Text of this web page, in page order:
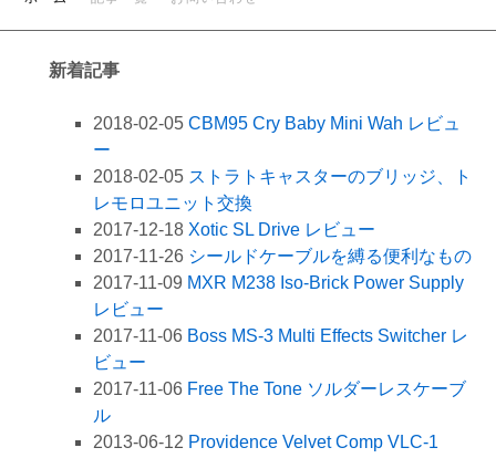
新着記事
2018-02-05 CBM95 Cry Baby Mini Wah レビュ
ー
2018-02-05 ストラトキャスターのブリッジ、ト
レモロユニット交換
2017-12-18 Xotic SL Drive レビュー
2017-11-26 シールドケーブルを縛る便利なもの
2017-11-09 MXR M238 Iso-Brick Power Supply
レビュー
2017-11-06 Boss MS-3 Multi Effects Switcher レ
ビュー
2017-11-06 Free The Tone ソルダーレスケーブ
ル
2013-06-12 Providence Velvet Comp VLC-1